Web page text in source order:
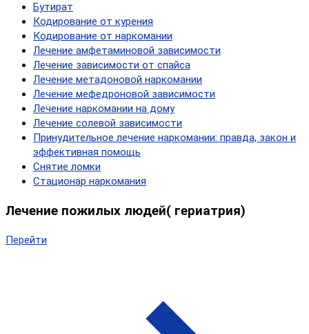
Бутират
Кодирование от курения
Кодирование от наркомании
Лечение амфетаминовой зависимости
Лечение зависимости от спайса
Лечение метадоновой наркомании
Лечение мефедроновой зависимости
Лечение наркомании на дому
Лечение солевой зависимости
Принудительное лечение наркомании: правда, закон и
эффективная помощь
Снятие ломки
Стационар наркомания
Лечение пожилых людей( гериатрия)
Перейти